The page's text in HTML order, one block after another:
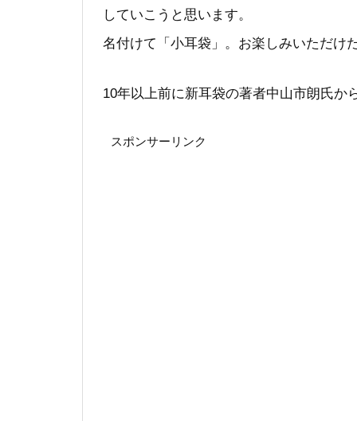
していこうと思います。
名付けて「小耳袋」。お楽しみいただけ
10年以上前に新耳袋の著者中山市朗氏か
スポンサーリンク